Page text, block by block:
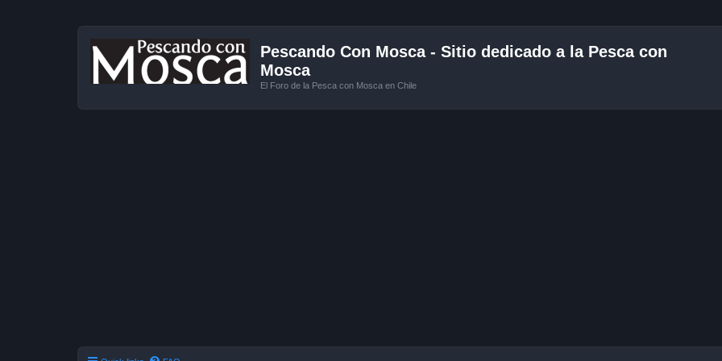
Pescando Con Mosca - Sitio dedicado a la Pesca con
Mosca
El Foro de la Pesca con Mosca en Chile